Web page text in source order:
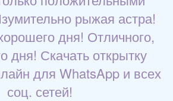
рыжая астра!
дня! Отличного,
дня! Скачать открытку
для WhatsApp и всех
соц. сетей!